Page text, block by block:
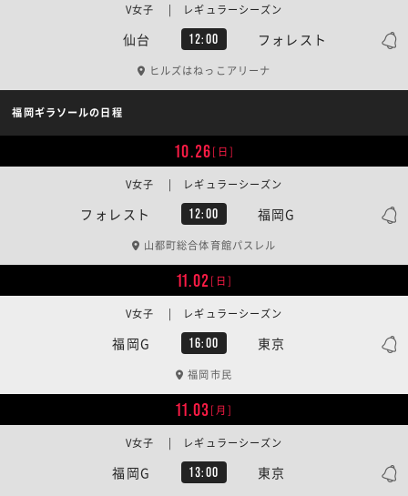
仙台 12:00 フォレスト
V女子 | レギュラーシーズン
ヒルズはねっこアリーナ
福岡ギラソールの日程
10.26[日]
フォレスト 12:00 福岡G
V女子 | レギュラーシーズン
山都町総合体育館パスレル
11.02[日]
福岡G 16:00 東京
V女子 | レギュラーシーズン
福岡市民
11.03[月]
福岡G 13:00 東京
V女子 | レギュラーシーズン